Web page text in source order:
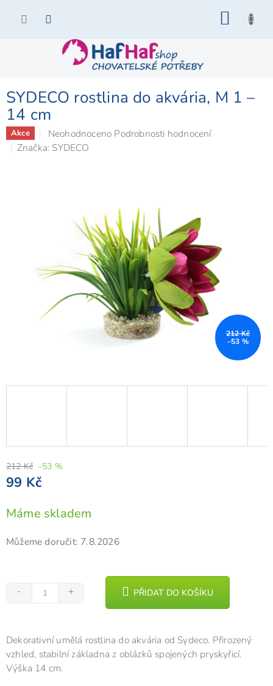
SYDECO rostlina do akvária, M 1 –
14 cm
Akce
Průměrné
hodnocení
hvězdiček.
Neohodnoceno Podrobnosti hodnocení
Značka: SYDECO
212 Kč
–53 %
212 Kč –53 %
99 Kč
Měrná
cena:
Máme skladem
Můžeme doručit: 7.8.2026
PŘIDAT DO KOŠÍKU
Dekorativní umělá rostlina do akvária od Sydeco. Přirozený
vzhled, stabilní základna z oblázků spojených pryskyřicí.
Výška 14 cm.